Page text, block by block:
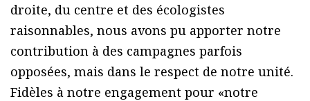
droite, du centre et des écologistes
raisonnables, nous avons pu apporter notre
contribution à des campagnes parfois
opposées, mais dans le respect de notre unité.
Fidèles à notre engagement pour «notre